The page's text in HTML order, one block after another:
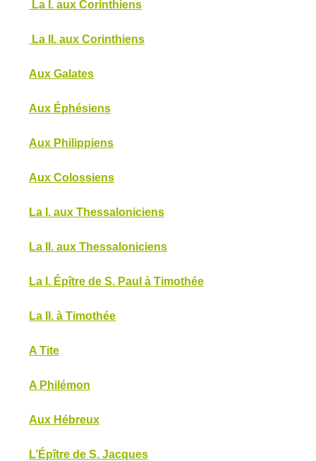
La I. aux Corinthiens
La II. aux Corinthiens
Aux Galates
Aux Éphésiens
Aux Philippiens
Aux Colossiens
La I. aux Thessaloniciens
La II. aux Thessaloniciens
La I. Épître de S. Paul à Timothée
La II. à Timothée
A Tite
A Philémon
Aux Hébreux
L’Épître de S. Jacques